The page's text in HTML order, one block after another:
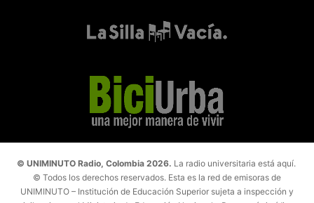
© UNIMINUTO Radio, Colombia 2026. La radio universitaria está aquí.
© Todos los derechos reservados. Esta es la red de emisoras de
UNIMINUTO – Institución de Educación Superior sujeta a inspección y